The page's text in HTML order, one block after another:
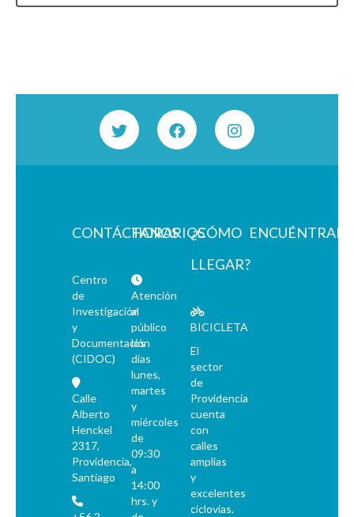
CONTÁCTANOS
Centro
de
Investigación
y
Documentación
(CIDOC)
Calle
Alberto
Henckel
2317,
Providencia,
Santiago
HORARIOS
Atención
al
público
los
días
lunes,
martes
y
miércoles
de
09:30
a
14:00
hrs. y
¿CÓMO
LLEGAR?
BICICLETA
El
sector
de
Providencia
cuenta
con
calles
amplias
y
excelentes
ciclovías.